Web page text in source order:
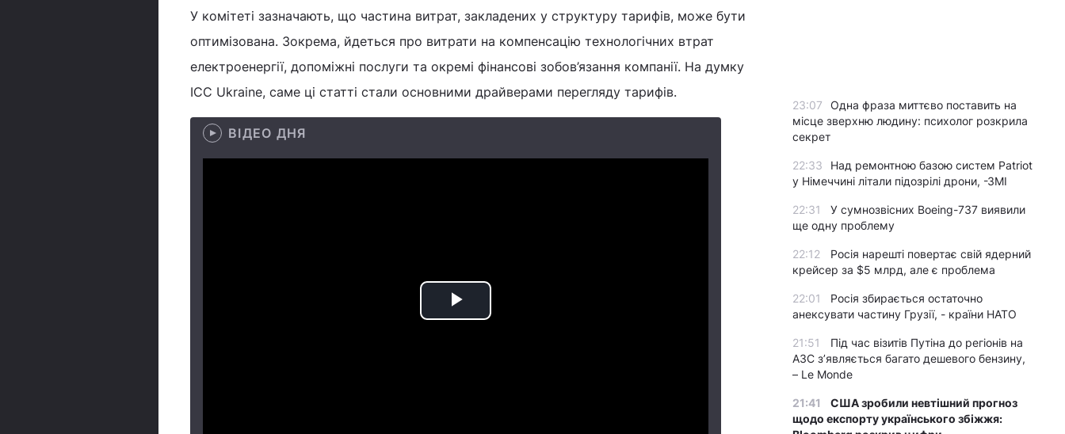
У комітеті зазначають, що частина витрат, закладених у структуру тарифів, може бути
оптимізована. Зокрема, йдеться про витрати на компенсацію технологічних втрат
електроенергії, допоміжні послуги та окремі фінансові зобов’язання компанії. На думку
ICC Ukraine, саме ці статті стали основними драйверами перегляду тарифів.
ВІДЕО ДНЯ
Play
23:07
Одна фраза миттєво поставить на
місце зверхню людину: психолог розкрила
секрет
22:33
Над ремонтною базою систем Patriot
у Німеччині літали підозрілі дрони, -ЗМІ
22:31
У сумнозвісних Boeing-737 виявили
ще одну проблему
22:12
Росія нарешті повертає свій ядерний
крейсер за $5 млрд, але є проблема
22:01
Росія збирається остаточно
анексувати частину Грузії, - країни НАТО
21:51
Під час візитів Путіна до регіонів на
АЗС з’являється багато дешевого бензину,
– Le Monde
21:41
США зробили невтішний прогноз
щодо експорту українського збіжжя: